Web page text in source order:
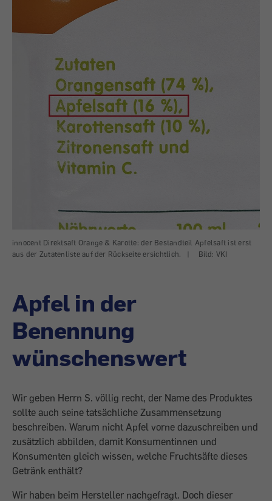
innocent Direktsaft Orange & Karotte: der Bestandteil Apfelsaft ist erst
aus der Zutatenliste auf der Rückseite ersichtlich.
| Bild: VKI
Apfel in der
Benennung
wünschenswert
Wir geben Herrn S. völlig recht, der Name des Produktes
sollte auch seine tatsächliche Zusammensetzung
beschreiben. Warum nicht Apfel vorne dazuschreiben und
zusätzlich abbilden, damit Konsumentinnen und
Konsumenten gleich wissen, welche Fruchtsäfte dieses
Getränk enthält?
Wir haben beim Hersteller nachgefragt. Doch dieser